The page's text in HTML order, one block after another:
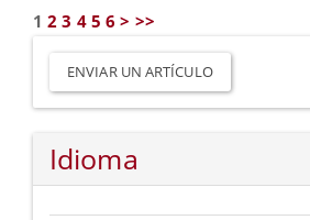
1 2 3 4 5 6 > >>
Enviar
artículo
ENVIAR UN ARTÍCULO
Idioma